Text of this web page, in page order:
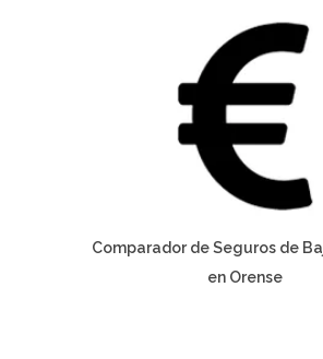
Comparador de Seguros de
en Orense